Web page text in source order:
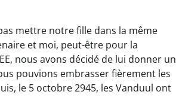
mettre notre fille dans la même
et moi, peut-être pour la
nous avons décidé de lui donner un
pouvions embrasser fièrement les
le 5 octobre 2945, les Vanduul ont